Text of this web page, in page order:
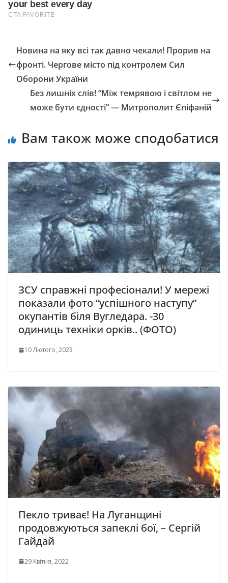
Новина на яку всі так давно чекали! Прорив на
фронті. Чергове місто під контролем Сил
Оборони України
Без лишніх слів! “Між темрявою і світлом не
може бути єдності” — Митрополит Єпіфаній
Вам також може сподобатися
ЗСУ справжні професіонали! У мережі
показали фото “успішного наступу”
окупантів біля Вугледара. -30
одиниць техніки орків.. (ФОТО)
10 Лютого, 2023
Пекло триває! На Луганщині
продовжуються запеклі бої, – Сергій
Гайдай
29 Квітня, 2022